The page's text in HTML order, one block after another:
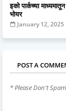
इको पार्कच्या
भोयर
January 12, 2025
POST A
* Please Don't